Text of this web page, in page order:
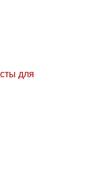
для